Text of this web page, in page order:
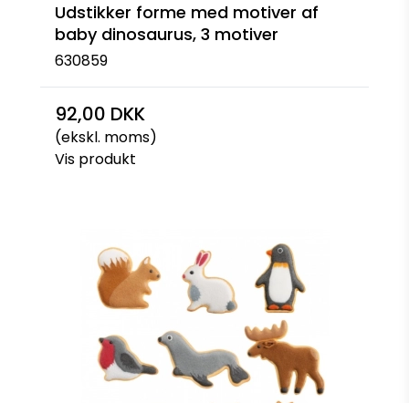
Udstikker forme med motiver af
baby dinosaurus, 3 motiver
630859
92,00 DKK
(ekskl. moms)
Vis produkt